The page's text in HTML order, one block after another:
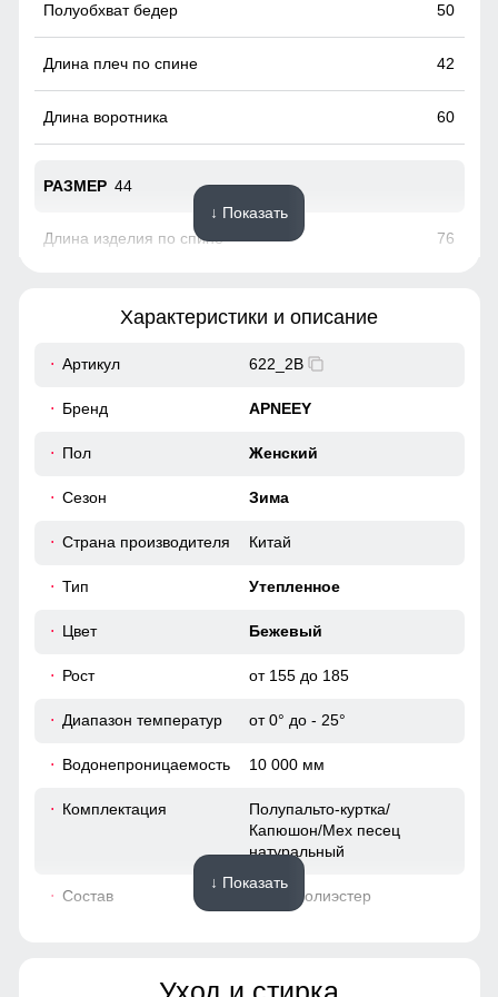
добавьте фигуре изысканности.
Пальто с водонепроницаемостью 10000мм обеспечит
материалы гарантируют сухость и комфорт, позволяя
влаге.
50
42
60
44
76
↓ Показать
Характеристики и описание
Артикул 622_2B
Бренд APNEEY
Пол Женский
Сезон Зима
Страна производителя Китай
Тип Утепленное
Цвет Бежевый
Рост от 155 до 185
Диапазон температур от 0° до - 25°
Водонепроницаемость 10 000 мм
Комплектация
Полупальто-куртка/
Капюшон/Мех песец
натуральный
Состав 100% Полиэстер
↓ Показать